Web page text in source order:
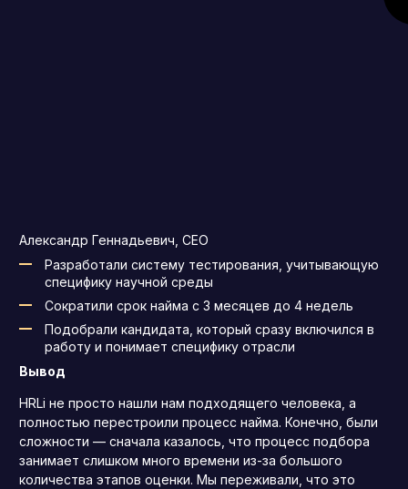
Александр Геннадьевич, СЕО
Разработали систему тестирования, учитывающую
специфику научной среды
Сократили срок найма с 3 месяцев до 4 недель
Подобрали кандидата, который сразу включился в
работу и понимает специфику отрасли
Вывод
HRLi не просто нашли нам подходящего человека, а
полностью перестроили процесс найма. Конечно, были
сложности — сначала казалось, что процесс подбора
занимает слишком много времени из-за большого
количества этапов оценки. Мы переживали, что это